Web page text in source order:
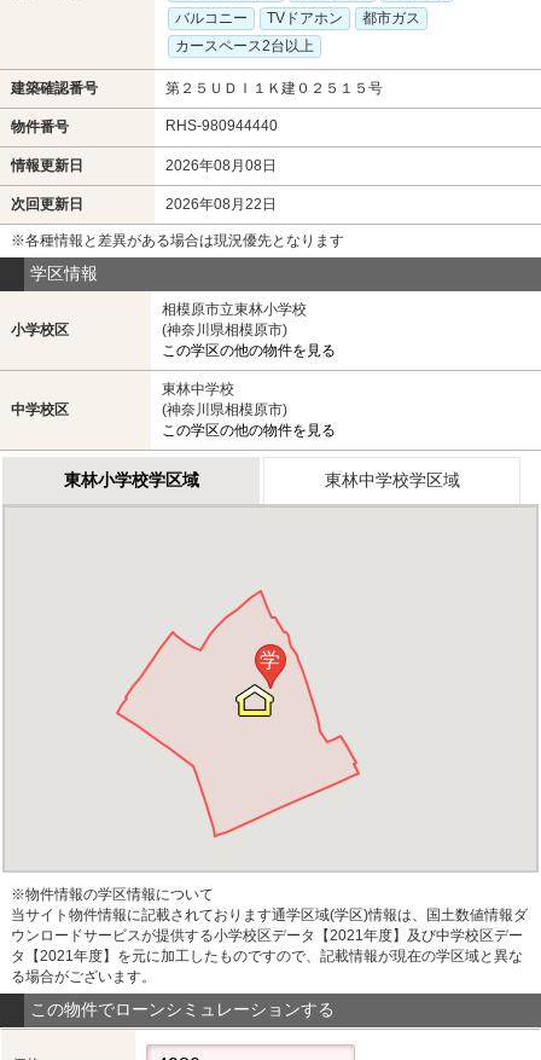
バルコニー
TVドアホン
都市ガス
カースペース2台以上
建築確認番号 第２５ＵＤＩ１Ｋ建０２５１５号
物件番号 RHS-980944440
情報更新日 2026年08月08日
次回更新日 2026年08月22日
※各種情報と差異がある場合は現況優先となります
学区情報
小学校区
相模原市立東林小学校
(神奈川県相模原市)
この学区の他の物件を見る
中学校区
東林中学校
(神奈川県相模原市)
この学区の他の物件を見る
東林小学校学区域 東林中学校学区域
学
※物件情報の学区情報について
当サイト物件情報に記載されております通学区域(学区)情報は、国土数値情報ダ
ウンロードサービスが提供する小学校区データ【2021年度】及び中学校区デー
タ【2021年度】を元に加工したものですので、記載情報が現在の学区域と異な
る場合がございます。
この物件でローンシミュレーションする